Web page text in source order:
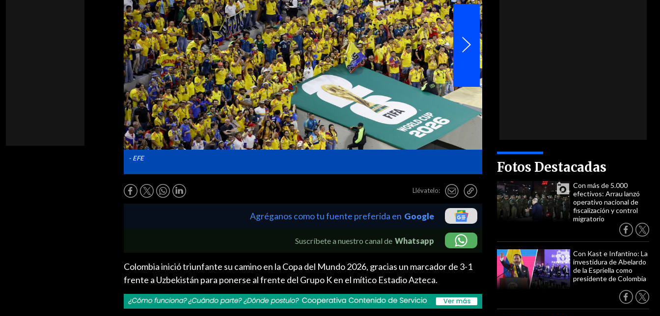
- EFE
Llévatelo:
Fotos Destacadas
Con más de 5.000
efectivos: Arrau lanzó
operativo nacional de
fiscalización y control
migratorio
Con Kast e Infantino: La
investidura de Abelardo
de la Espriella como
presidente de Colombia
Agréganos como tu fuente preferida en Google
Suscríbete a nuestro canal de Whatsapp
Colombia inició triunfante su camino en la Copa del Mundo 2026, gracias un marcador de 3-1
frente a Uzbekistán para ponerse al frente del Grupo K en el mítico Estadio Azteca.